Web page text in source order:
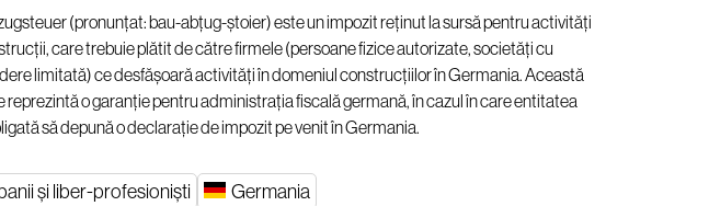
(pronunțat: bau-abțug-ștoier) este un impozit reținut la sursă pentru activități
care trebuie plătit de către firmele (persoane fizice autorizate, societăți cu
limitată) ce desfășoară activități în domeniul construcțiilor în Germania. Această
reprezintă o garanție pentru administrația fiscală germană, în cazul în care entitatea
să depună o declarație de impozit pe venit în Germania.
și liber-profesioniști Germania